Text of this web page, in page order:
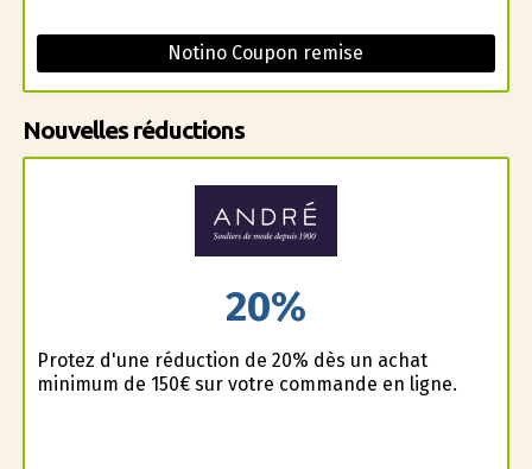
Notino Coupon remise
Nouvelles réductions
20%
Profitez d'une réduction de 20% dès un achat
minimum de 150€ sur votre commande en ligne.